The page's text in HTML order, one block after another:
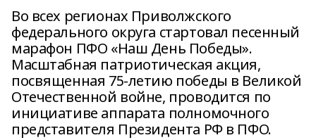
Во всех регионах Приволжского
федерального округа стартовал песенный
марафон ПФО «Наш День Победы».
Масштабная патриотическая акция,
посвященная 75-летию победы в Великой
Отечественной войне, проводится по
инициативе аппарата полномочного
представителя Президента РФ в ПФО.